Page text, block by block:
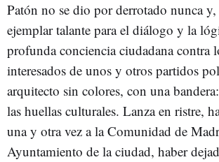
Patón no se dio por derrotado nunca y,
ejemplar talante para el diálogo y la
profunda conciencia ciudadana contra
interesados de unos y otros partidos
arquitecto sin colores, con una
las huellas culturales. Lanza en ristre,
una y otra vez a la Comunidad de
Ayuntamiento de la ciudad, haber